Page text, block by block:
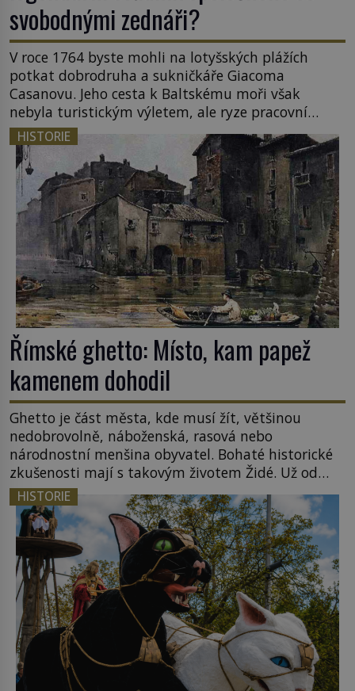
svobodnými zednáři?
V roce 1764 byste mohli na lotyšských plážích
potkat dobrodruha a sukničkáře Giacoma
Casanovu. Jeho cesta k Baltskému moři však
nebyla turistickým výletem, ale ryze pracovní
cestou se zištnými úmysly. Jaký cíl Casanova
sledoval, když se například procházel uličkami
lotyšské Rigy? Casanova v Pobaltí kontaktoval
tamní zednářské lóže. Nebyl v této oblasti žádným
nováčkem, protože do zednářské […]
HISTORIE
Římské ghetto: Místo, kam papež
kamenem dohodil
Ghetto je část města, kde musí žít, většinou
nedobrovolně, náboženská, rasová nebo
národnostní menšina obyvatel. Bohaté historické
zkušenosti mají s takovým životem Židé. Už od
středověku jsou totiž v každou chvíli nuceni v
nějakém žít. Mezi ty nejslavnější patří i římské
ghetto založené v roce 1555. Pokud jde o vztah
k Židům, nemá se Řím čím chlubit. […]
HISTORIE